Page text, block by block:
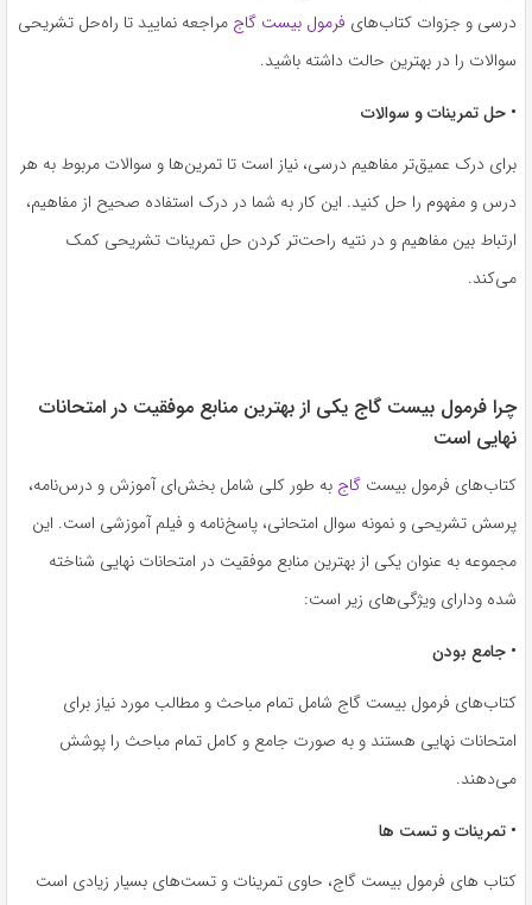
درسی و جزوات کتاب‌های فرمول بیست گاج مراجعه نمایید تا راه‌حل تشریحی
سوالات را در بهترین حالت داشته باشید.
• حل تمرینات و سوالات
برای درک عمیق‌تر مفاهیم درسی، نیاز است تا تمرین‌ها و سوالات مربوط به هر
درس و مفهوم را حل کنید. این کار به شما در درک استفاده صحیح از مفاهیم،
ارتباط بین مفاهیم و در نتیه راحت‌تر کردن حل تمرینات تشریحی کمک
می‌کند.
چرا فرمول بیست گاج یکی از بهترین منابع موفقیت در امتحانات
نهایی است
کتاب‌های فرمول بیست گاج به طور کلی شامل بخش‌ای آموزش و درس‌نامه،
پرسش تشریحی و نمونه سوال امتحانی، پاسخ‌نامه و فیلم آموزشی است. این
مجموعه به عنوان یکی از بهترین منابع موفقیت در امتحانات نهایی شناخته
شده ودارای ویژگی‌های زیر است:
• جامع بودن
کتاب‌های فرمول بیست گاج شامل تمام مباحث و مطالب مورد نیاز برای
امتحانات نهایی هستند و به صورت جامع و کامل تمام مباحث را پوشش
می‌دهند.
• تمرینات و تست ها
کتاب های فرمول بیست گاج، حاوی تمرینات و تست‌های بسیار زیادی است